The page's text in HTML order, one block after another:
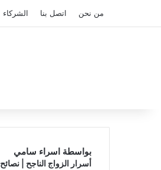
من نحن اتصل بنا الشركاء
بواسطة اسراء سامي
أسرار الزواج الناجح | نصائح